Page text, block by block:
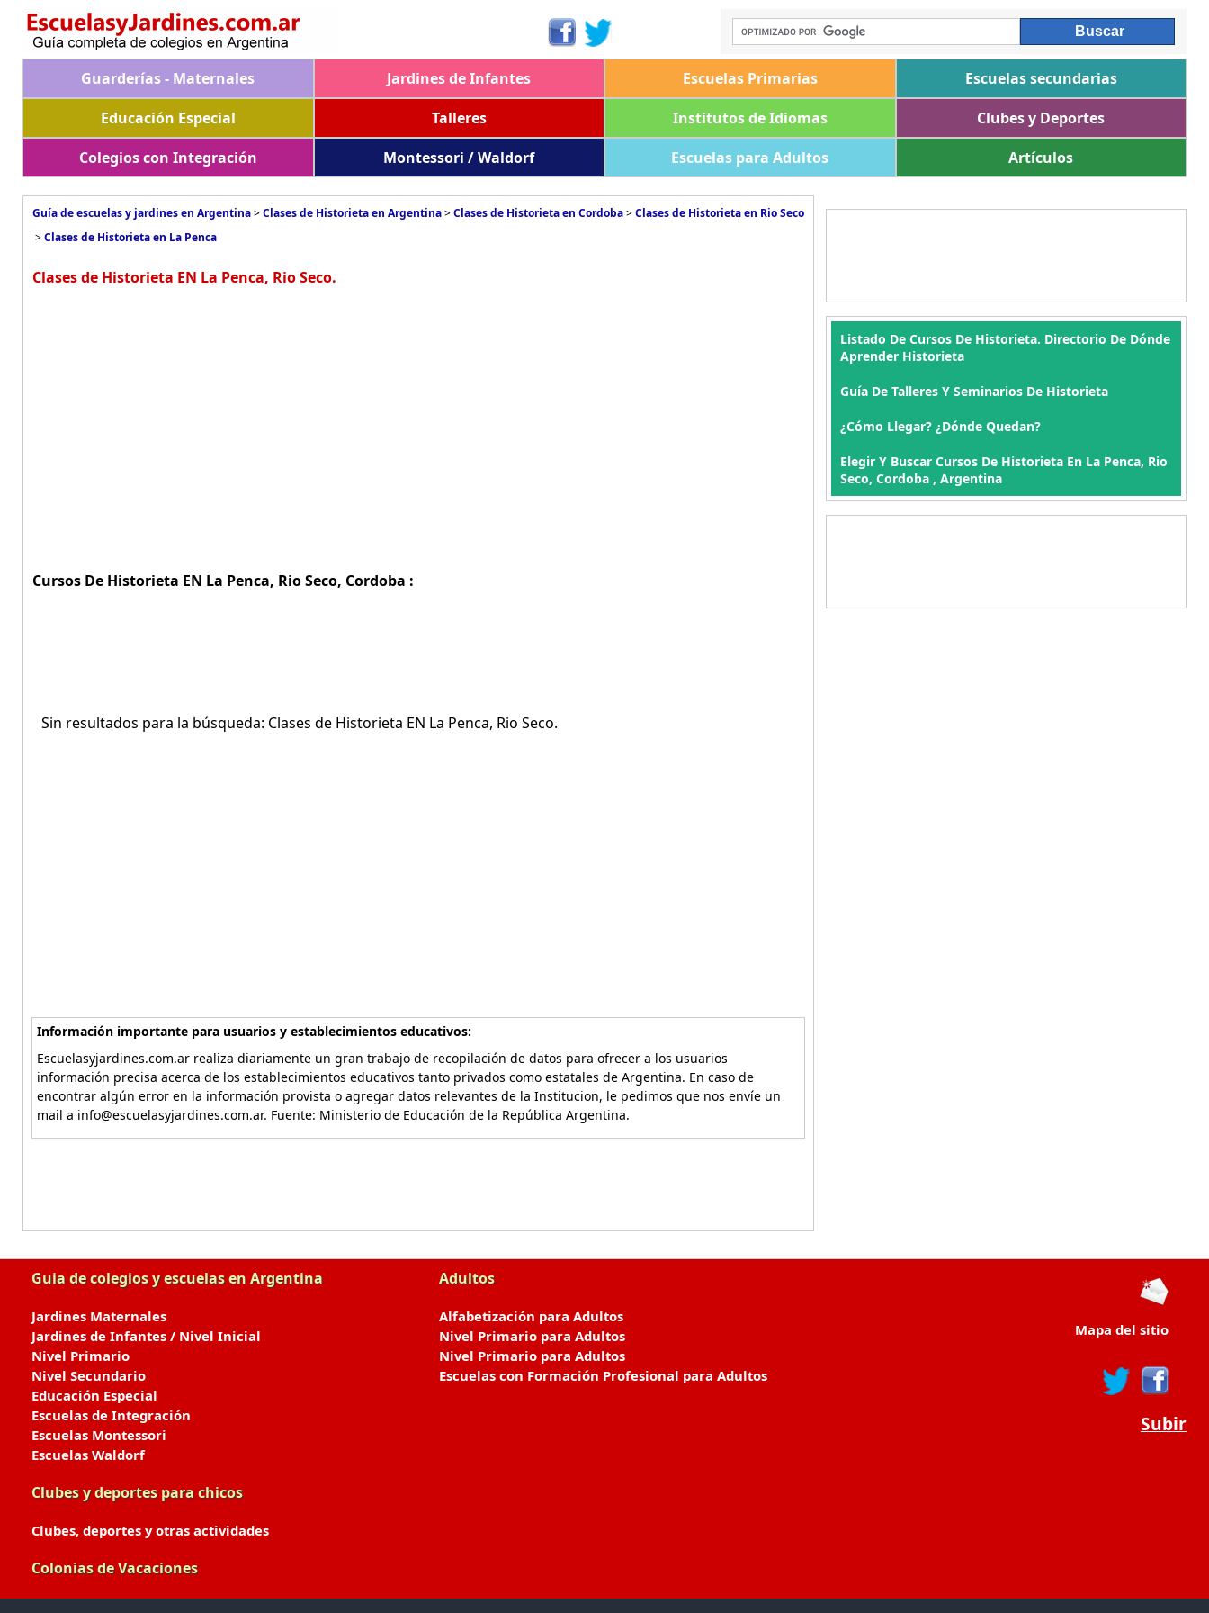
Guarderías - Maternales Jardines de Infantes Escuelas Primarias
Escuelas secundarias
Educación Especial
Talleres Institutos de Idiomas
Clubes y Deportes
Colegios con Integración
Montessori / Waldorf Escuelas para Adultos Artículos
Guía de escuelas y jardines en Argentina>Clases de Historieta en Argentina>Clases de Historieta en Cordoba>Clases de Historieta en Rio Seco
>Clases de Historieta en La Penca
Clases de Historieta EN La Penca, Rio Seco.
Cursos De Historieta EN La Penca, Rio Seco, Cordoba :
Sin resultados para la búsqueda: Clases de Historieta EN La Penca, Rio Seco.
Información importante para usuarios y establecimientos educativos:
Escuelasyjardines.com.ar realiza diariamente un gran trabajo de recopilación de datos para ofrecer a los usuarios
información precisa acerca de los establecimientos educativos tanto privados como estatales de Argentina. En caso de
encontrar algún error en la información provista o agregar datos relevantes de la Institucion, le pedimos que nos envíe un
mail a info@escuelasyjardines.com.ar. Fuente: Ministerio de Educación de la República Argentina.
Listado De Cursos De Historieta. Directorio De Dónde
Aprender Historieta
Guía De Talleres Y Seminarios De Historieta
¿Cómo Llegar? ¿Dónde Quedan?
Elegir Y Buscar Cursos De Historieta En La Penca, Rio
Seco, Cordoba , Argentina
Guia de colegios y escuelas en Argentina
Jardines Maternales
Jardines de Infantes / Nivel Inicial
Nivel Primario
Nivel Secundario
Educación Especial
Escuelas de Integración
Escuelas Montessori
Escuelas Waldorf
Clubes y deportes para chicos
Clubes, deportes y otras actividades
Colonias de Vacaciones
Adultos
Alfabetización para Adultos
Nivel Primario para Adultos
Nivel Primario para Adultos
Escuelas con Formación Profesional para Adultos
Mapa del sitio
Subir